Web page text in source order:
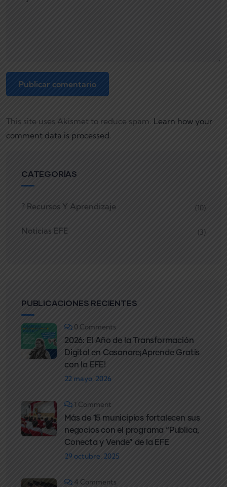
This site uses Akismet to reduce spam. Learn how your
comment data is processed.
CATEGORÍAS
? Recursos Y Aprendizaje (10)
Noticias EFE (3)
PUBLICACIONES RECIENTES
0 Comments
2026: El Año de la Transformación
Digital en Casanare¡Aprende Gratis
con la EFE!
22 mayo, 2026
1 Comment
Más de 15 municipios fortalecen sus
negocios con el programa “Publica,
Conecta y Vende” de la EFE
29 octubre, 2025
4 Comments